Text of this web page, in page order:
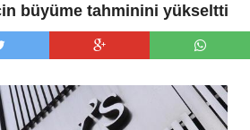
büyüme tahminini yükseltti